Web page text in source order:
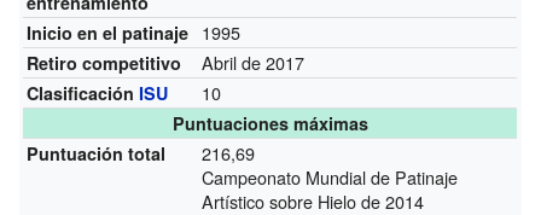
Inicio en el patinaje 1995
Retiro competitivo Abril de 2017
Clasificación ISU 10
Puntuaciones máximas
Puntuación total
216,69
Campeonato Mundial de Patinaje
Artístico sobre Hielo de 2014